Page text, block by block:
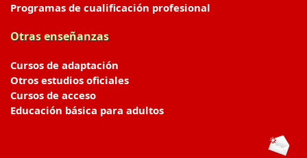
Programas de cualificación profesional
Otras enseñanzas
Cursos de adaptación
Otros estudios oficiales
Cursos de acceso
Educación básica para adultos